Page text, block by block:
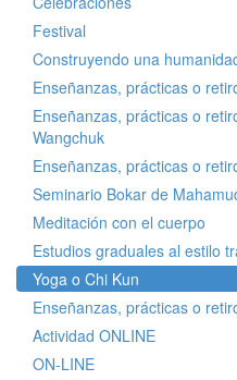
Festival
Construyendo una
Enseñanzas, prácticas o
Enseñanzas, prácticas o
Wangchuk
Enseñanzas, prácticas o
Seminario Bokar de
Meditación con el cuerpo
Estudios graduales al estilo
Yoga o Chi Kun
Enseñanzas, prácticas o
Actividad ONLINE
ON-LINE